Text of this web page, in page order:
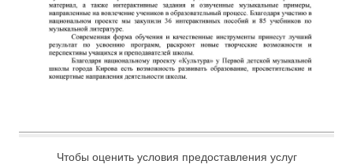
Чтобы оценить условия предоставления услуг